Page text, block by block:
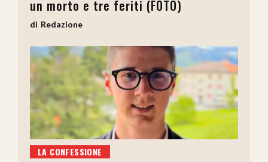
un morto e tre feriti (FOTO)
Redazione
LA CONFESSIONE